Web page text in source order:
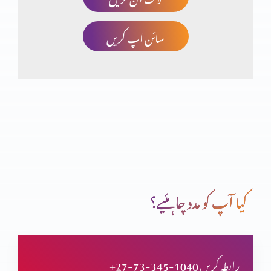
کرسمس ڈے اسپیشل
کھیلوں کی اہمیت
سائن اپ کریں
کیا آپ کو مدد چاہئیے؟
+27-73-345-1040 رابطہ کریں